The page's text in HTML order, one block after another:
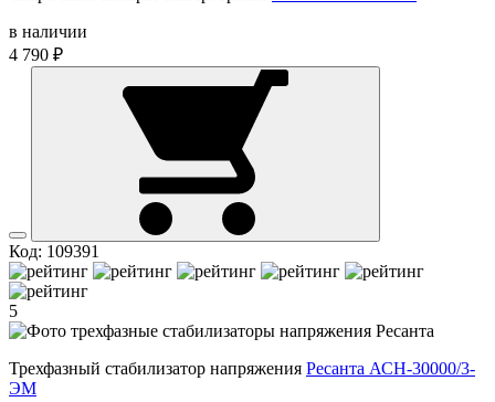
в наличии
4 790 ₽
Код: 109391
5
Трехфазный стабилизатор напряжения Ресанта АСН-30000/3-
ЭМ